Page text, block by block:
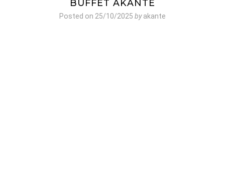
BUFFET AKANTE
Posted on 25/10/2025 byakante